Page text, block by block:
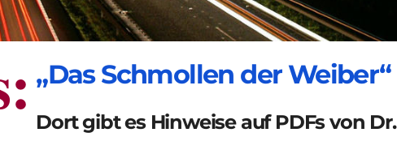
„Das Schmollen der Weiber“
Dort gibt es Hinweise auf PDFs von Dr.